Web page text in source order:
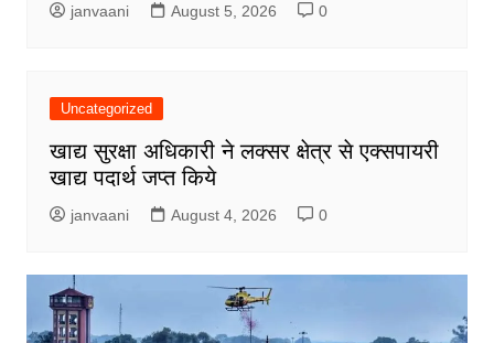
janvaani August 5, 2026 0
Uncategorized
खाद्य सुरक्षा अधिकारी ने लक्सर क्षेत्र से एक्सपायरी
खाद्य पदार्थ जप्त किये
janvaani August 4, 2026 0